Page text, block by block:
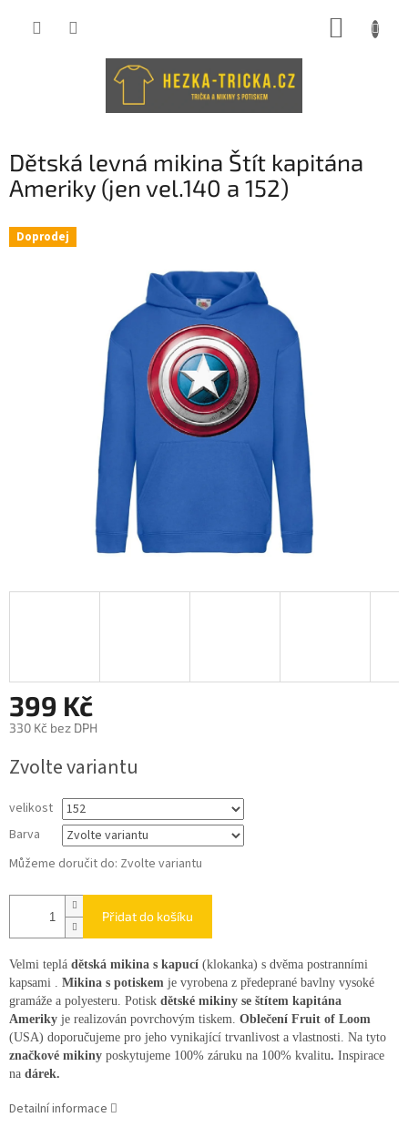
Dětská levná mikina Štít kapitána
Ameriky (jen vel.140 a 152)
Doprodej
399 Kč
330 Kč bez DPH
cena:
Zvolte variantu
velikost
Barva
Můžeme doručit do: Zvolte variantu
Přidat do košíku
Velmi teplá dětská mikina s kapucí (klokanka) s dvěma postranními
kapsami . Mikina s potiskem je vyrobena z předeprané bavlny vysoké
gramáže a polyesteru. Potisk dětské mikiny se štítem kapitána
Ameriky je realizován povrchovým tiskem. Oblečení Fruit of Loom
(USA) doporučujeme pro jeho vynikající trvanlivost a vlastnosti. Na tyto
značkové mikiny poskytujeme 100% záruku na 100% kvalitu. Inspirace
na dárek.
Detailní informace